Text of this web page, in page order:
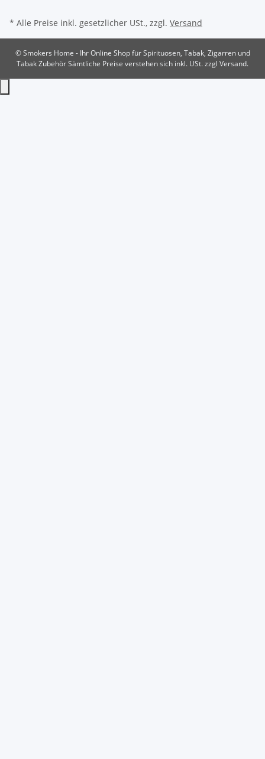
* Alle Preise inkl. gesetzlicher USt., zzgl. Versand
© Smokers Home - Ihr Online Shop für Spirituosen, Tabak, Zigarren und
Tabak ZubehörSämtliche Preise verstehen sich inkl. USt. zzgl Versand.